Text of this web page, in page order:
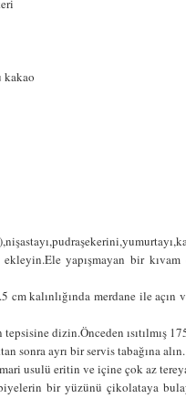
kakao
yapışmayan bir kıvam
cm kalınlığında merdane ile
tepsisine dizin.Önceden ısıtılmış
sonra ayrı bir servis tabağına alın.
usulü eritin ve içine çok az
bir yüzünü çikolataya